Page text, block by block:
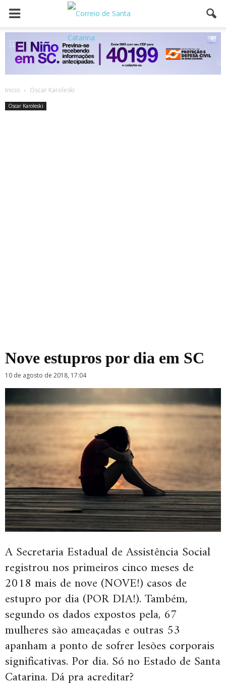
Inicio Oscar Karoleski
Oscar Karoleski
Nove estupros por dia em SC
10 de agosto de 2018, 17:04
A Secretaria Estadual de Assistência Social
registrou nos primeiros cinco meses de
2018 mais de nove (NOVE!) casos de
estupro por dia (POR DIA!). Também,
segundo os dados expostos pela, 67
mulheres são ameaçadas e outras 53
apanham a ponto de sofrer lesões corporais
significativas. Por dia. Só no Estado de Santa
Catarina. Dá pra acreditar?